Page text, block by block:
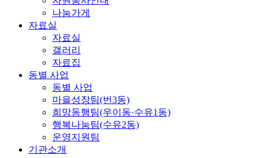
나눔가게
자료실
자료실
갤러리
자료집
동별 사업
동별 사업
마을성장팀(번3동)
희망동행팀(우이동·수유1동)
행복나눔팀(수유2동)
운영지원팀
기관소개